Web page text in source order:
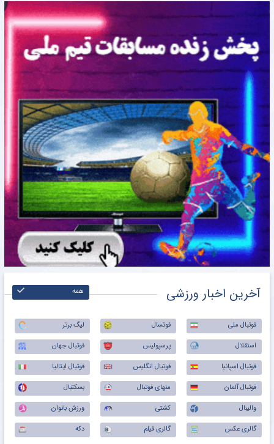
آخرین اخبار ورزشی همه
فوتبال ملی فوتسال
لیگ برتر
استقلال
پرسپولیس
فوتبال جهان
فوتبال اسپانیا
فوتبال انگلیس
فوتبال ایتالیا
فوتبال آلمان
منهای فوتبال
بسکتبال
والیبال
کشتی
ورزش بانوان
گالری عکس
گالری فیلم دکه